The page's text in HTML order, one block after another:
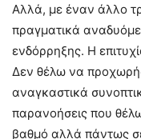
Αλλά, με έναν άλλο
πραγματικά
ενδόρρηξης. Η
Δεν θέλω να
αναγκαστικά
παρανοήσεις που
βαθμό αλλά πάντως